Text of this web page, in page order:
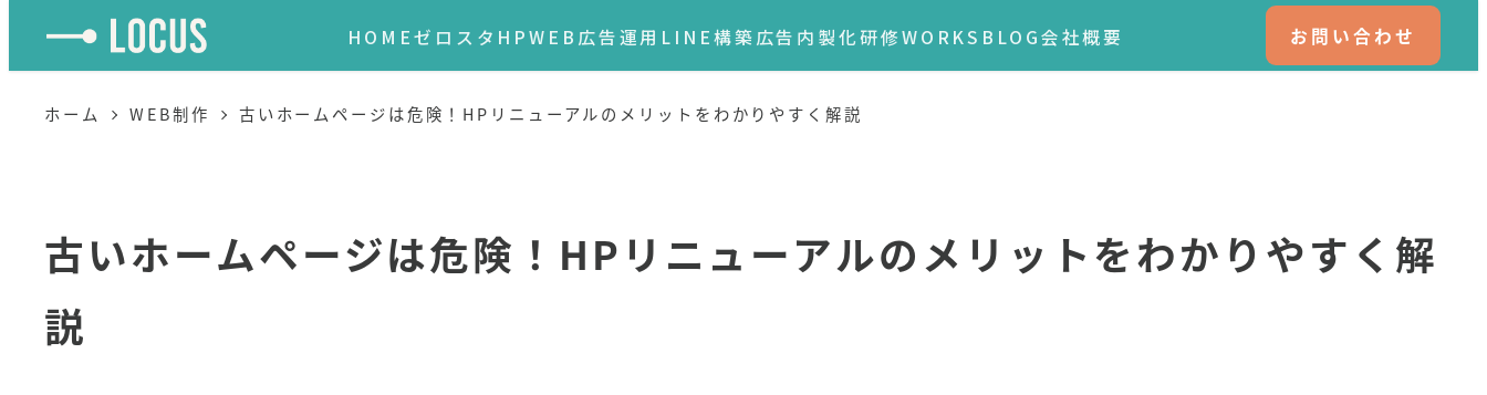
HOMEゼロスタHPWEB広告運用 LINE構築広告内製化研修WORKS BLOG会社概要 お問い合わせ
ホーム WEB制作 古いホームページは危険！HPリニューアルのメリットをわかりやすく解説
古いホームページは危険！HPリニューアルのメリットをわかりやすく解
説